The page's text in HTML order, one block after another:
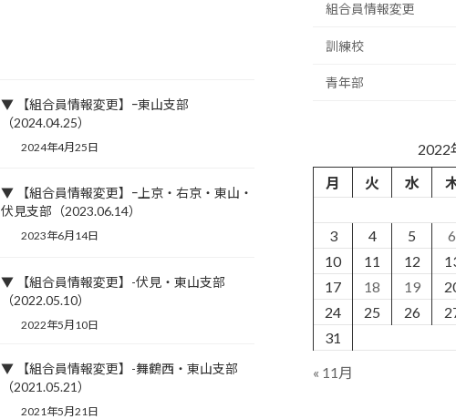
▼ 【組合員情報変更】ｰ東山支部
（2024.04.25）
2024年4月25日
▼ 【組合員情報変更】ｰ上京・右京・東山・
伏見支部（2023.06.14）
2023年6月14日
▼ 【組合員情報変更】-伏見・東山支部
（2022.05.10）
2022年5月10日
▼ 【組合員情報変更】-舞鶴西・東山支部
（2021.05.21）
2021年5月21日
組合員情報変更
訓練校
青年部
2022
月
火 水
3
4 5 6
10
11 12
17
18 19
24
25 26
31
« 11月